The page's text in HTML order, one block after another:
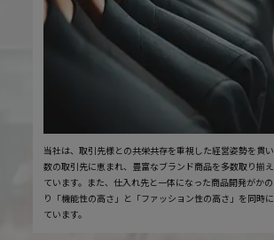
当社は、取引先様との共栄共存を重視した経営姿勢を貫
数の取引先に恵まれ、豊富なブランド商品を多数取り揃
ています。また、仕入れ先と一体になった商品開発がか
り「機能性の高さ」と「ファッション性の高さ」を同時
ています。